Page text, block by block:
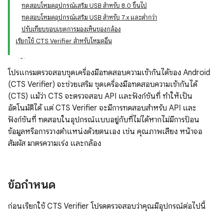
ทดสอบโหมดอุปกรณ์เสริม USB สำหรับ 8.0 ขึ้นไป
ทดสอบโหมดอุปกรณ์เสริม USB สำหรับ 7.x และต่ำกว่า
ปรับเทียบขอบเขตการมองเห็นของกล้อง
เรียกใช้ CTS Verifier สำหรับโหมดอื่น
โปรแกรมตรวจสอบชุดเครื่องมือทดสอบความเข้ากันได้ของ Android
(CTS Verifier) จะช่วยเสริม ชุดเครื่องมือทดสอบความเข้ากันได้
(CTS) แม้ว่า CTS จะตรวจสอบ API และฟังก์ชันที่ ทำให้เป็น
อัตโนมัติได้ แต่ CTS Verifier จะมีการทดสอบสำหรับ API และ
ฟังก์ชันที่ ทดสอบในอุปกรณ์แบบอยู่กับที่ไม่ได้หากไม่มีการป้อน
ข้อมูลหรือการวางตำแหน่งด้วยตนเอง เช่น คุณภาพเสียง หน้าจอ
สัมผัส มาตรความเร่ง และกล้อง
ข้อกำหนด
ก่อนเรียกใช้ CTS Verifier โปรดตรวจสอบว่าคุณมีอุปกรณ์ต่อไปนี้